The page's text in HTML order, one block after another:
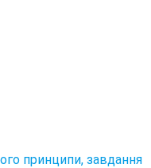
принципи, завдання